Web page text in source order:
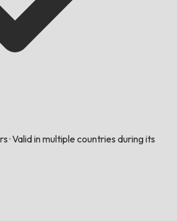
·Valid in multiple countries during its